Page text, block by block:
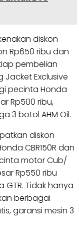
diskon
Rp650 ribu dan
pembelian
Exclusive
pecinta Honda
Rp500 ribu,
3 botol AHM Oil.
diskon
CBR150R dan
motor Cub/
Rp550 ribu
Tidak hanya
berbagai
garansi mesin 3